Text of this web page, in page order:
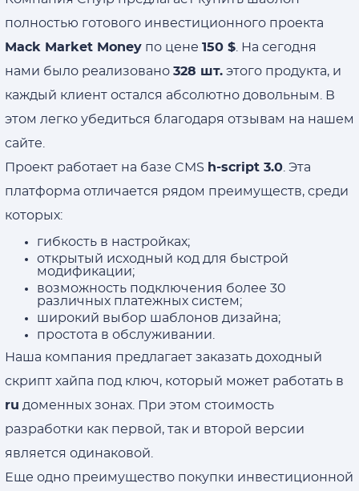
полностью готового инвестиционного проекта
Mack Market Money по цене 150 $ . На сегодня
нами было реализовано 328 шт. этого продукта, и
каждый клиент остался абсолютно довольным. В
этом легко убедиться благодаря отзывам на нашем
сайте.
Проект работает на базе CMS h-script 3.0 . Эта
платформа отличается рядом преимуществ, среди
которых:
гибкость в настройках;
открытый исходный код для быстрой
модификации;
возможность подключения более 30
различных платежных систем;
широкий выбор шаблонов дизайна;
простота в обслуживании.
Наша компания предлагает заказать доходный
скрипт хайпа под ключ, который может работать в
ru доменных зонах. При этом стоимость
разработки как первой, так и второй версии
является одинаковой.
Еще одно преимущество покупки инвестиционной